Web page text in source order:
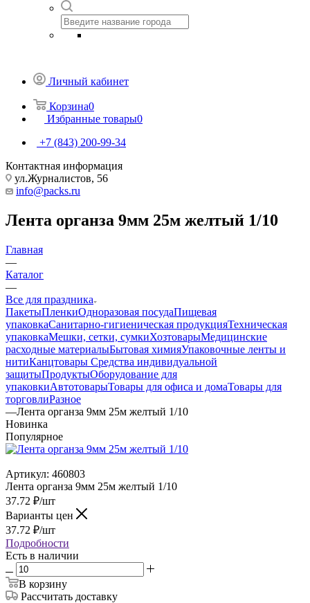
Личный кабинет
Корзина0
Избранные товары0
+7 (843) 200-99-34
Контактная информация
ул.Журналистов, 56
info@packs.ru
Лента органза 9мм 25м желтый 1/10
Главная
—
Каталог
—
Все для праздника
ПакетыПленкиОдноразовая посудаПищевая
упаковкаСанитарно-гигиеническая продукцияТехническая
упаковкаМешки, сетки, сумкиХозтоварыМедицинские
расходные материалыБытовая химияУпаковочные ленты и
нитиКанцтовары Средства индивидуальной
защитыПродуктыОборудование для
упаковкиАвтотоварыТовары для офиса и домаТовары для
торговлиРазное
—Лента органза 9мм 25м желтый 1/10
Новинка
Популярное
Артикул: 460803
Лента органза 9мм 25м желтый 1/10
37.72 ₽/шт
Варианты цен
37.72 ₽/шт
Подробности
Есть в наличии
В корзину
Рассчитать доставку